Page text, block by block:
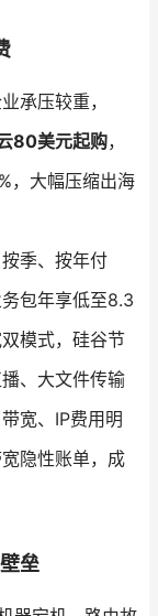
承压较重，
80美元起购，
，大幅压缩出海
季、按年付
包年享低至8.3
模式，硅谷节
、大文件传输
宽、IP费用明
隐性账单，成
垒